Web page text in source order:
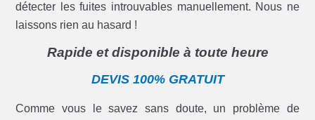
détecter les fuites introuvables manuellement. Nous ne
laissons rien au hasard !
Rapide et disponible à toute heure
DEVIS 100% GRATUIT
Comme vous le savez sans doute, un problème de